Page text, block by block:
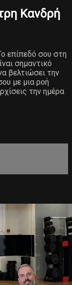
Κανδρή
επίπεδό σου στη
σημαντικό
βελτιώσει την
με μια ροή
την ημέρα